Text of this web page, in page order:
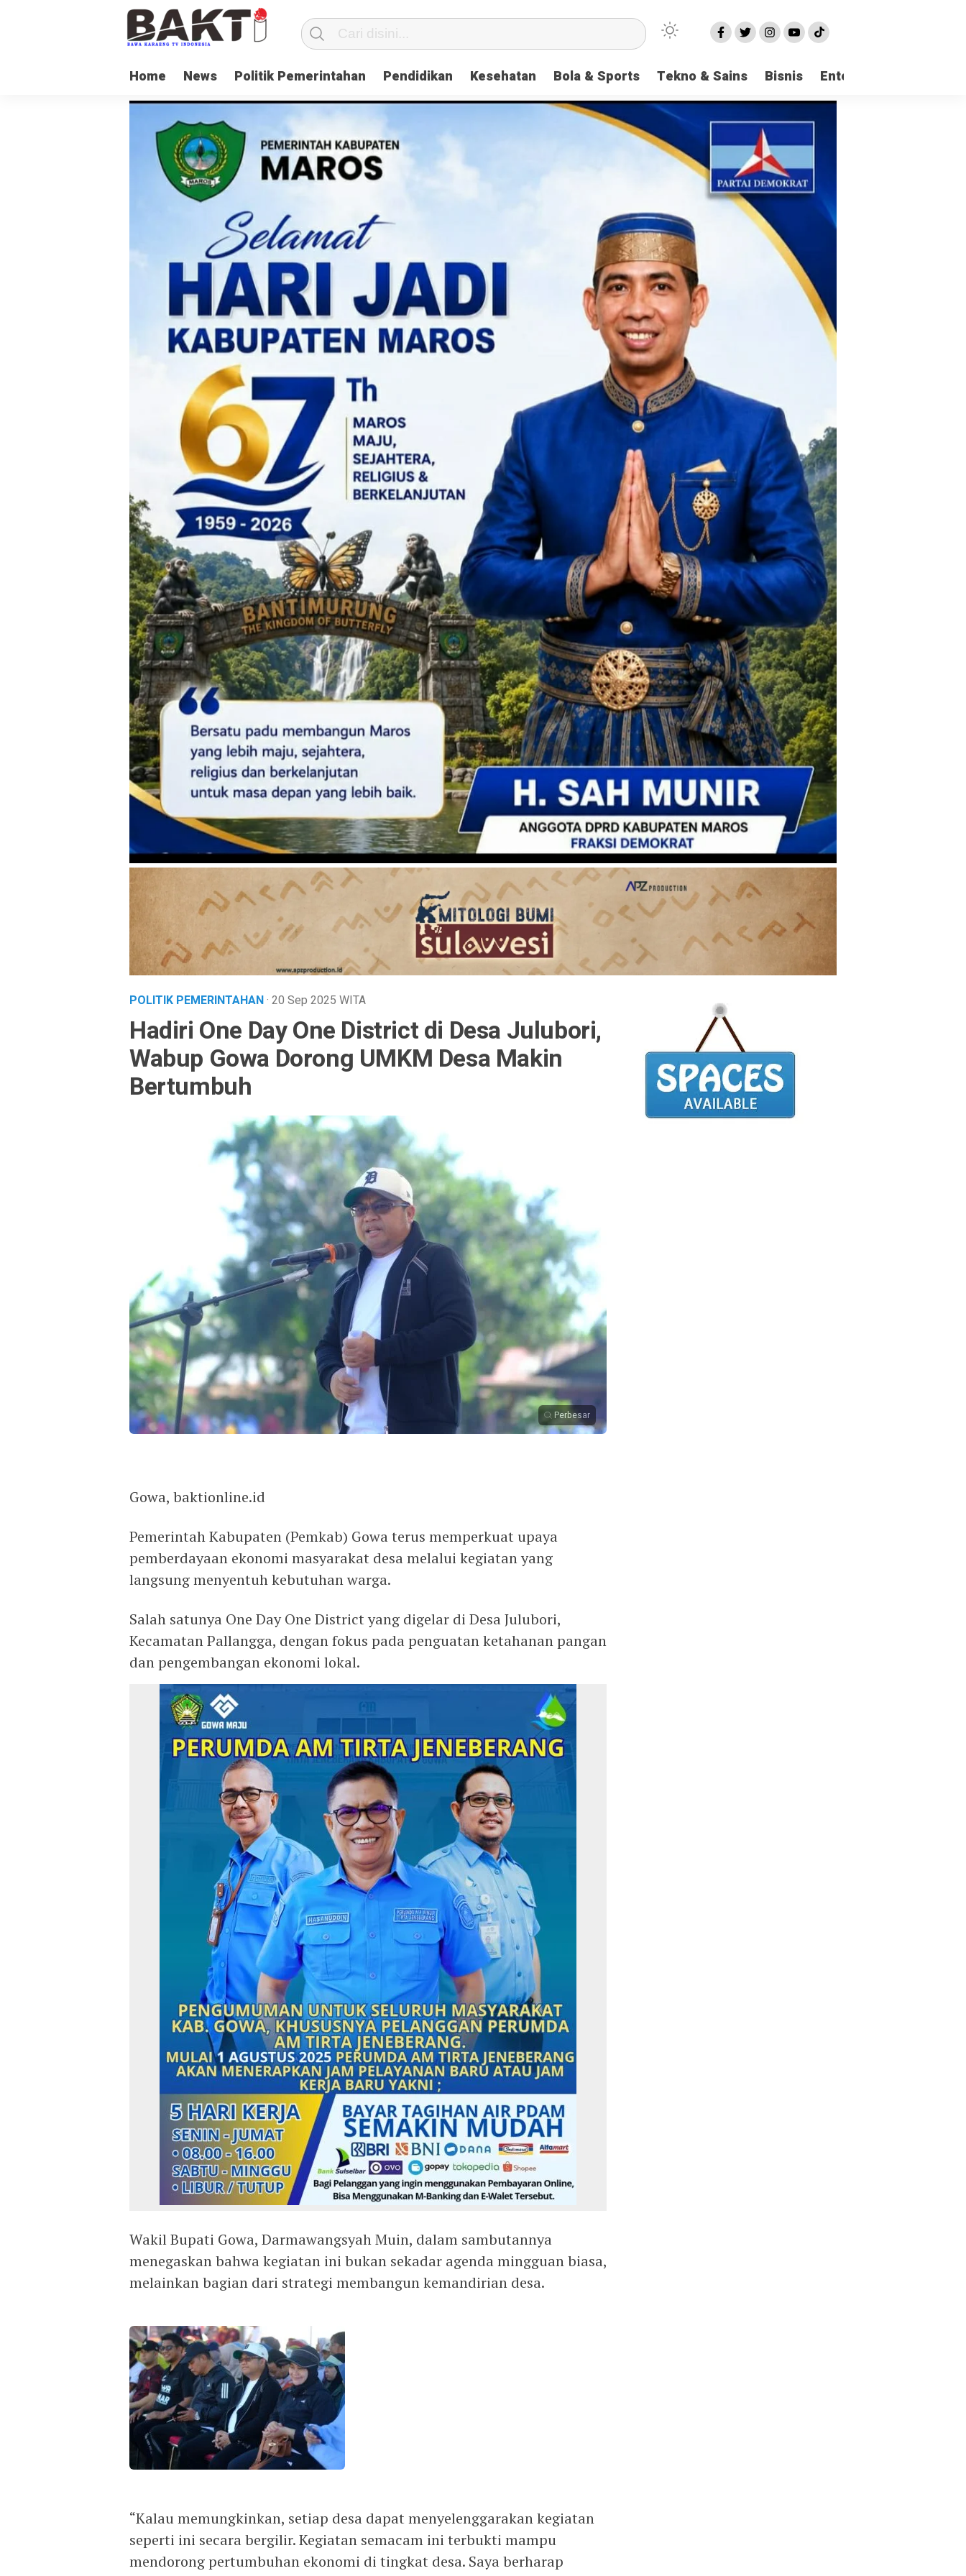
Home News Politik Pemerintahan Pendidikan Kesehatan Bola & Sports Tekno & Sains Bisnis Entertainment
POLITIK PEMERINTAHAN· 20 Sep 2025 WITA
Hadiri One Day One District di Desa Julubori,
Wabup Gowa Dorong UMKM Desa Makin
Bertumbuh
Perbesar
Gowa, baktionline.id
Pemerintah Kabupaten (Pemkab) Gowa terus memperkuat upaya
pemberdayaan ekonomi masyarakat desa melalui kegiatan yang
langsung menyentuh kebutuhan warga.
Salah satunya One Day One District yang digelar di Desa Julubori,
Kecamatan Pallangga, dengan fokus pada penguatan ketahanan pangan
dan pengembangan ekonomi lokal.
Wakil Bupati Gowa, Darmawangsyah Muin, dalam sambutannya
menegaskan bahwa kegiatan ini bukan sekadar agenda mingguan biasa,
melainkan bagian dari strategi membangun kemandirian desa.
“Kalau memungkinkan, setiap desa dapat menyelenggarakan kegiatan
seperti ini secara bergilir. Kegiatan semacam ini terbukti mampu
mendorong pertumbuhan ekonomi di tingkat desa. Saya berharap